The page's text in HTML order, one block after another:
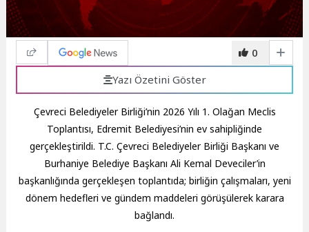
0
Yazı Özetini Göster
Çevreci Belediyeler Birliği’nin 2026 Yılı 1. Olağan Meclis
Toplantısı, Edremit Belediyesi’nin ev sahipliğinde
gerçekleştirildi. T.C. Çevreci Belediyeler Birliği Başkanı ve
Burhaniye Belediye Başkanı Ali Kemal Deveciler’in
başkanlığında gerçekleşen toplantıda; birliğin çalışmaları, yeni
dönem hedefleri ve gündem maddeleri görüşülerek karara
bağlandı.